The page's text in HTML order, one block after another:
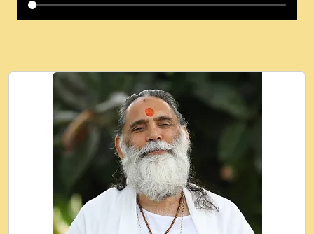
कई पकड क मर हथ र मह वदवन पहच दय! मह जन
Ki - Krishna Bhajan - New Bhajan 2020
#Ishwar Bhakti.mp3
जब से गीता ज्ञान पाया मैं बड़ी मस्ती में हूँ । 2018 -
Rishikesh - Ratan Ji Rasik.mp3
तन हल दल द सनव मड उतत सर रख क, नल रव त
गल लग जव त सर उतत हथ रख द!.mp3
तू कर प्रीतम से प्रीत, यूहीं दिन बीतते जाते हैं ।
2018 - Rishikesh - Swami Gyananand Ji